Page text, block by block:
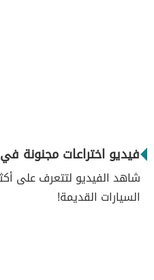
فيديو اختراعات مجنونة
شاهد الفيديو لتتعرف على
السيارات القديمة!